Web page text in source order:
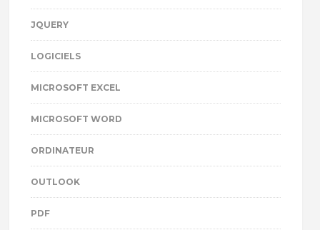
JQUERY
LOGICIELS
MICROSOFT EXCEL
MICROSOFT WORD
ORDINATEUR
OUTLOOK
PDF